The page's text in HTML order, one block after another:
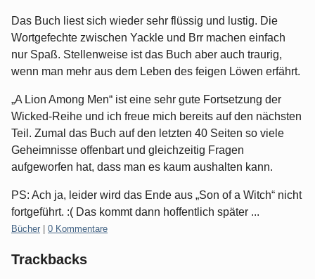
Das Buch liest sich wieder sehr flüssig und lustig. Die
Wortgefechte zwischen Yackle und Brr machen einfach
nur Spaß. Stellenweise ist das Buch aber auch traurig,
wenn man mehr aus dem Leben des feigen Löwen erfährt.
„A Lion Among Men“ ist eine sehr gute Fortsetzung der
Wicked-Reihe und ich freue mich bereits auf den nächsten
Teil. Zumal das Buch auf den letzten 40 Seiten so viele
Geheimnisse offenbart und gleichzeitig Fragen
aufgeworfen hat, dass man es kaum aushalten kann.
PS: Ach ja, leider wird das Ende aus „Son of a Witch“ nicht
fortgeführt. :( Das kommt dann hoffentlich später ...
Kategorien:
Bücher 0 Kommentare
Trackbacks